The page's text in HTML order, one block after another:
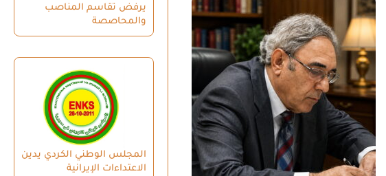
يرفض تقاسم المناصب
والمحاصصة
المجلس الوطني الكردي يدين
الاعتداءات الإيرانية